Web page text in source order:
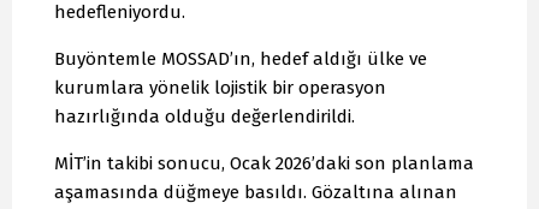
hedefleniyordu.
Buyöntemle MOSSAD’ın, hedef aldığı ülke ve
kurumlara yönelik lojistik bir operasyon
hazırlığında olduğu değerlendirildi.
MİT’in takibi sonucu, Ocak 2026’daki son planlama
aşamasında düğmeye basıldı. Gözaltına alınan